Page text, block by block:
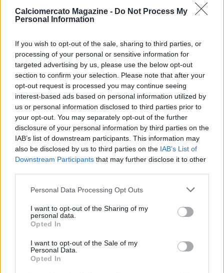
Calciomercato Magazine - Do Not Process My
Personal Information
If you wish to opt-out of the sale, sharing to third parties, or
processing of your personal or sensitive information for
targeted advertising by us, please use the below opt-out
section to confirm your selection. Please note that after your
opt-out request is processed you may continue seeing
interest-based ads based on personal information utilized by
us or personal information disclosed to third parties prior to
your opt-out. You may separately opt-out of the further
disclosure of your personal information by third parties on the
IAB’s list of downstream participants. This information may
also be disclosed by us to third parties on the IAB’s List of
Downstream Participants that may further disclose it to other
Personal Data Processing Opt Outs
I want to opt-out of the Sharing of my
personal data.
Opted In
I want to opt-out of the Sale of my
Personal Data.
Opted In
Spinazzola? E' stato sfortunato, ma quando è in condizione è
intriganti. Sfida con il City? Il Manchester dovrà fare una
grande partita contro un Napoli in forma, difficilmente il Napoli
sbaglierà l'approccio. Si potrà vincere o perdere, ma vedremo
una bella partita. Cambi? Forse no, c'è solo il dubbio sul
portiere. La squadra è questa, le rotazioni inizieranno dalla
partita col Pisa visti i tanti impegni ravvicinati. Hojlund?
Esordio sorprendente, ma non per le qualità che
conoscevamo. Ha avuto un impatto incredibile, è un
attaccante completo che sa proteggere la palla, legare il
gioco, segnare e andare in profondità".